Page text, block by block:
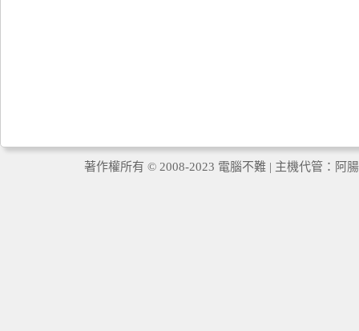
著作權所有 © 2008-2023 電腦不難 | 主機代管： 阿